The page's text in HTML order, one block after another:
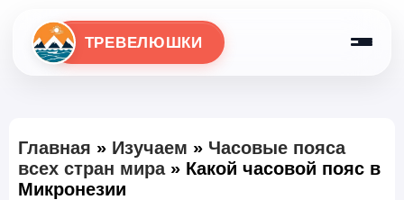
ТРЕВЕЛЮШКИ
Главная » Изучаем » Часовые пояса
всех стран мира» Какой часовой пояс в
Микронезии